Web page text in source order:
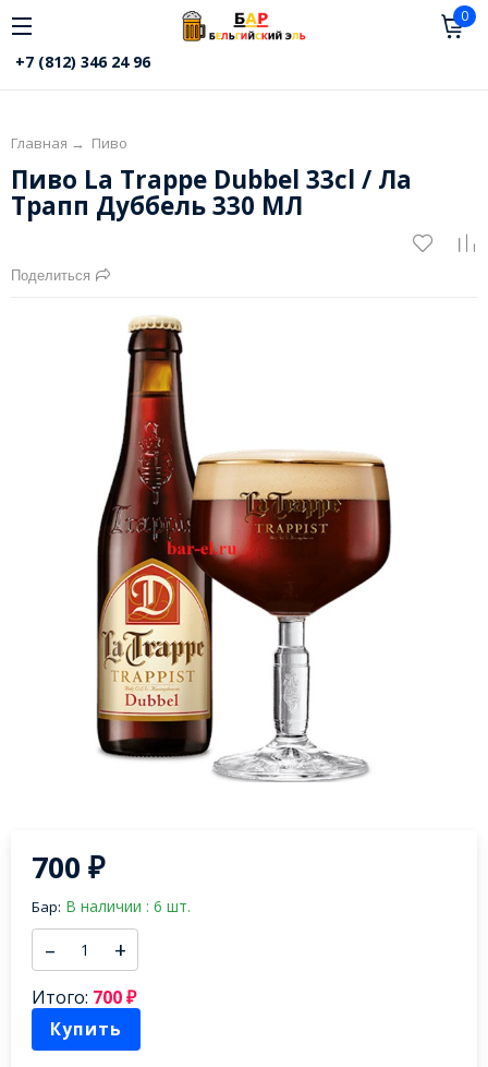
0
+7 (812) 346 24 96
Главная → Пиво
Пиво La Trappe Dubbel 33cl / Ла
Трапп Дуббель 330 МЛ
Поделиться
700₽
Бар: В наличии : 6 шт.
– +
Итого: 700₽
Купить